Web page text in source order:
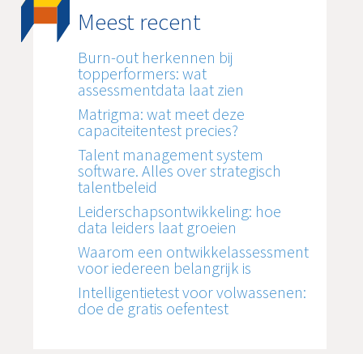
Meest recent
Burn-out herkennen bij
topperformers: wat
assessmentdata laat zien
Matrigma: wat meet deze
capaciteitentest precies?
Talent management system
software. Alles over strategisch
talentbeleid
Leiderschapsontwikkeling: hoe
data leiders laat groeien
Waarom een ontwikkelassessment
voor iedereen belangrijk is
Intelligentietest voor volwassenen:
doe de gratis oefentest